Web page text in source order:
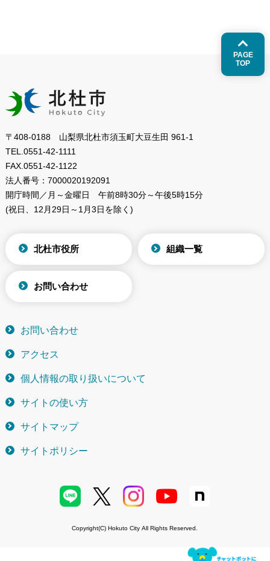
PAGE
TOP
〒408-0188 山梨県北杜市須玉町大豆生田 961-1
TEL. 0551-42-1111
FAX. 0551-42-1122
法人番号： 7000020192091
開庁時間／月～金曜日
午前8時30分～午後5時15分
(祝日、12月29日～1月3日を除く)
北杜市役所 組織一覧
お問い合わせ
お問い合わせ
アクセス
個人情報の取り扱いについて
サイトの使い方
サイトマップ
サイトポリシー
Copyright(C) Hokuto City All Rights Reserved.